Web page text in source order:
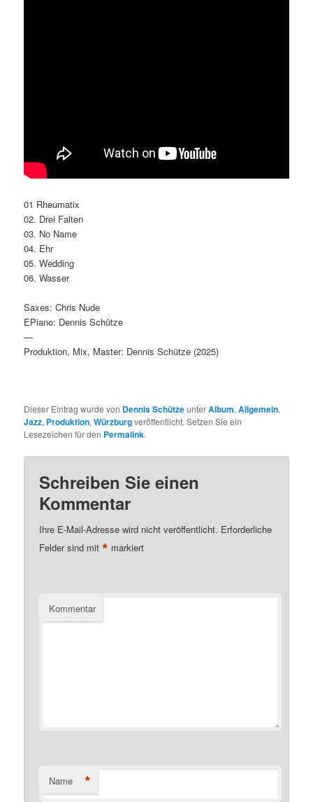
01 Rheumatix
02. Drei Falten
03. No Name
04. Ehr
05. Wedding
06. Wasser
Saxes: Chris Nude
EPiano: Dennis Schütze
—
Produktion, Mix, Master: Dennis Schütze (2025)
Dieser Eintrag wurde von Dennis SchützeunterAlbum,Allgemein,
Jazz, Produktion,Würzburgveröffentlicht. Setzen Sie ein
Lesezeichen für den Permalink.
Schreiben Sie einen
Kommentar
Ihre E-Mail-Adresse wird nicht veröffentlicht. Erforderliche
Felder sind mit* markiert
Kommentar
Name *